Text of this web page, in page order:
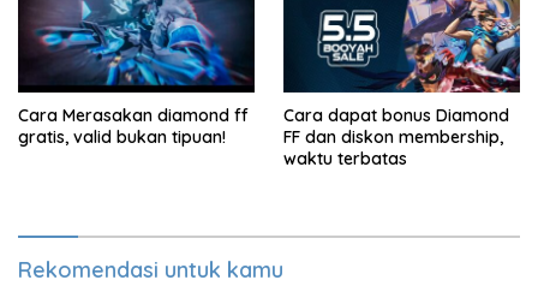
Cara Merasakan diamond ff
gratis, valid bukan tipuan!
Cara dapat bonus Diamond
FF dan diskon membership,
waktu terbatas
Rekomendasi untuk kamu